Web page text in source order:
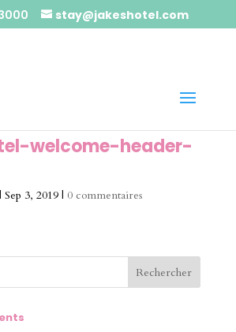
stay@jakeshotel.com
welcome-header-
Sep 3, 2019| 0 commentaires